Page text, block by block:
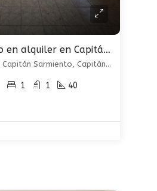
Departamento en alquiler en Capitán Sarmiento
Av. de Mayo 754, Capitán Sarmiento, Capitán Sarmiento
1 1 40